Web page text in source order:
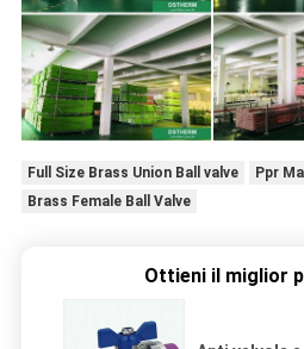
Full Size Brass Union Ball valve
Ppr
Brass Female Ball Valve
Ottieni il miglior